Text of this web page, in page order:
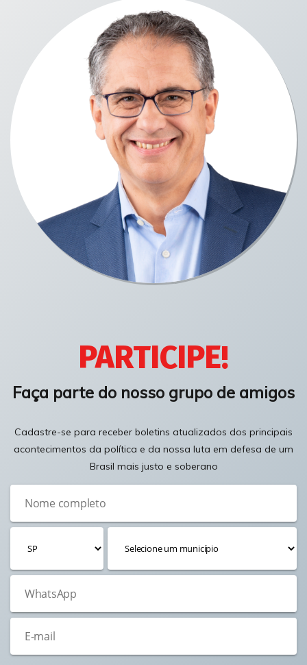
PARTICIPE!
Faça parte do nosso grupo de amigos
Cadastre-se para receber boletins atualizados dos principais
acontecimentos da política e da nossa luta em defesa de um
Brasil mais justo e soberano